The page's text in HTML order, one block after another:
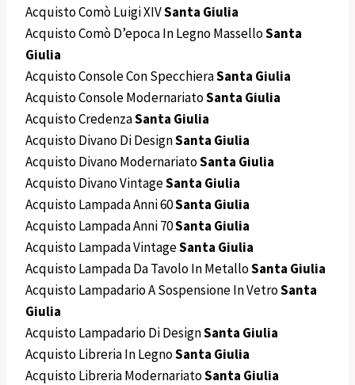
Acquisto Comò Luigi XIVSanta Giulia
Acquisto Comò D’epoca In Legno MasselloSanta
Giulia
Acquisto Console Con SpecchieraSanta Giulia
Acquisto Console ModernariatoSanta Giulia
Acquisto CredenzaSanta Giulia
Acquisto Divano Di DesignSanta Giulia
Acquisto Divano ModernariatoSanta Giulia
Acquisto Divano VintageSanta Giulia
Acquisto Lampada Anni 60Santa Giulia
Acquisto Lampada Anni 70Santa Giulia
Acquisto Lampada VintageSanta Giulia
Acquisto Lampada Da Tavolo In MetalloSanta Giulia
Acquisto Lampadario A Sospensione In VetroSanta
Giulia
Acquisto Lampadario Di DesignSanta Giulia
Acquisto Libreria In LegnoSanta Giulia
Acquisto Libreria ModernariatoSanta Giulia